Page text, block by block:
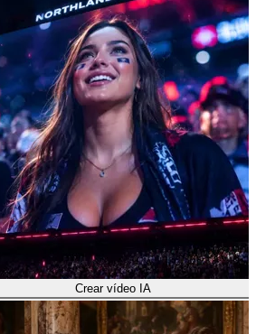
Crear vídeo IA